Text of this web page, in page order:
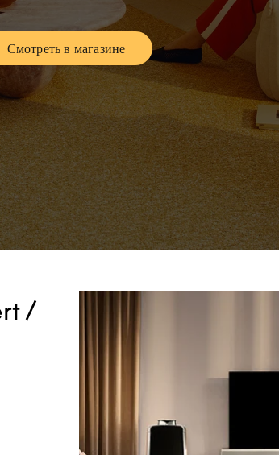
Смотреть в магазинеLink Opens in New Tab
/